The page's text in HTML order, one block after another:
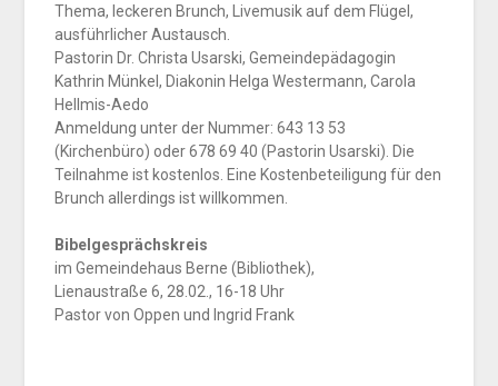
Thema, leckeren Brunch, Livemusik auf dem Flügel,
ausführlicher Austausch.
Pastorin Dr. Christa Usarski, Gemeindepädagogin
Kathrin Münkel, Diakonin Helga Westermann, Carola
Hellmis-Aedo
Anmeldung unter der Nummer: 643 13 53
(Kirchenbüro) oder 678 69 40 (Pastorin Usarski). Die
Teilnahme ist kostenlos. Eine Kostenbeteiligung für den
Brunch allerdings ist willkommen.
Bibelgesprächskreis
im Gemeindehaus Berne (Bibliothek),
Lienaustraße 6, 28.02., 16-18 Uhr
Pastor von Oppen und Ingrid Frank